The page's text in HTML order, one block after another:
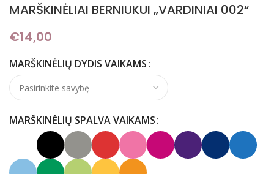
MARŠKINĖLIAI BERNIUKUI „VARDINIAI 002“
€14,00
MARŠKINĖLIŲ DYDIS VAIKAMS
MARŠKINĖLIŲ SPALVA VAIKAMS